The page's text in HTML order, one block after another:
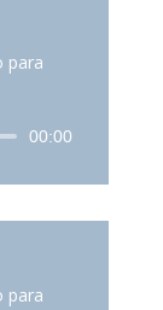
para
00:00
para